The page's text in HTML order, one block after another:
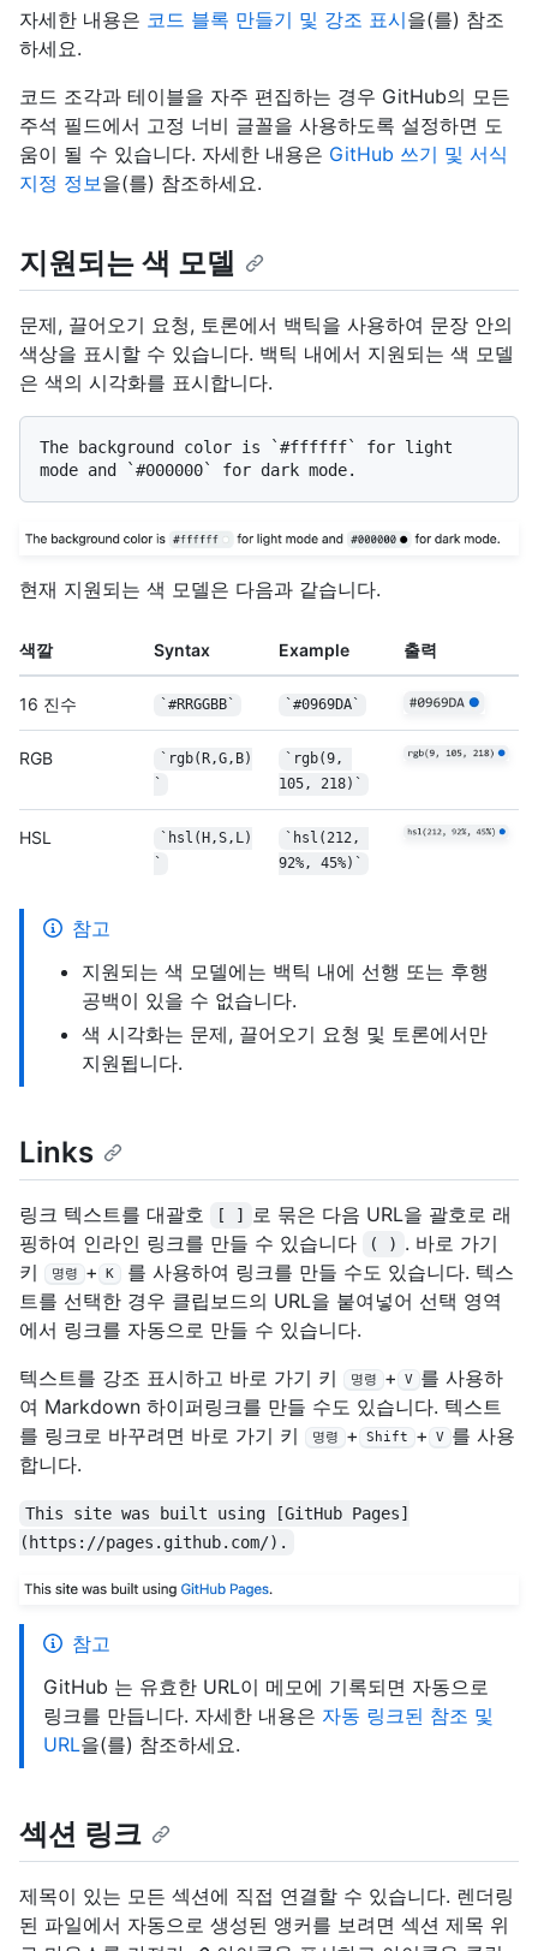
자세한 내용은 코드 블록 만들기 및 강조 표시을(를) 참조
하세요.
코드 조각과 테이블을 자주 편집하는 경우 GitHub의 모든
주석 필드에서 고정 너비 글꼴을 사용하도록 설정하면 도
움이 될 수 있습니다. 자세한 내용은 GitHub 쓰기 및 서식
지정 정보 을(를) 참조하세요.
지원되는 색 모델
문제, 끌어오기 요청, 토론에서 백틱을 사용하여 문장 안의
색상을 표시할 수 있습니다. 백틱 내에서 지원되는 색 모델
은 색의 시각화를 표시합니다.
The background color is `#ffffff`
for light
mode and
`#000000`
현재 지원되는 색 모델은 다음과 같습니다.
색깔 Syntax Example 출력
16 진수 `#RRGGBB` `#0969DA`
RGB
`rgb(R,G,B)
`
`rgb(9,
105, 218)`
HSL
`hsl(H,S,L)
`
`hsl(212,
92%, 45%)`
참고
지원되는 색 모델에는 백틱 내에 선행 또는 후행
공백이 있을 수 없습니다.
색 시각화는 문제, 끌어오기 요청 및 토론에서만
지원됩니다.
Links
링크 텍스트를 대괄호 [ ]
로 묶은 다음 URL을 괄호로 래
핑하여 인라인 링크를 만들 수 있습니다
( ) . 바로 가기
키
명령 + K
를 사용하여 링크를 만들 수도 있습니다. 텍스
트를 선택한 경우 클립보드의 URL을 붙여넣어 선택 영역
에서 링크를 자동으로 만들 수 있습니다.
텍스트를 강조 표시하고 바로 가기 키
명령 + V 를 사용하
여 Markdown 하이퍼링크를 만들 수도 있습니다. 텍스트
를 링크로 바꾸려면 바로 가기 키
명령 + Shift + V 를 사용
합니다.
This site was built using [GitHub Pages]
(https://pages.github.com/).
참고
GitHub 는 유효한 URL이 메모에 기록되면 자동으로
링크를 만듭니다. 자세한 내용은 자동 링크된 참조 및
URL을(를) 참조하세요.
섹션 링크
제목이 있는 모든 섹션에 직접 연결할 수 있습니다. 렌더링
된 파일에서 자동으로 생성된 앵커를 보려면 섹션 제목 위